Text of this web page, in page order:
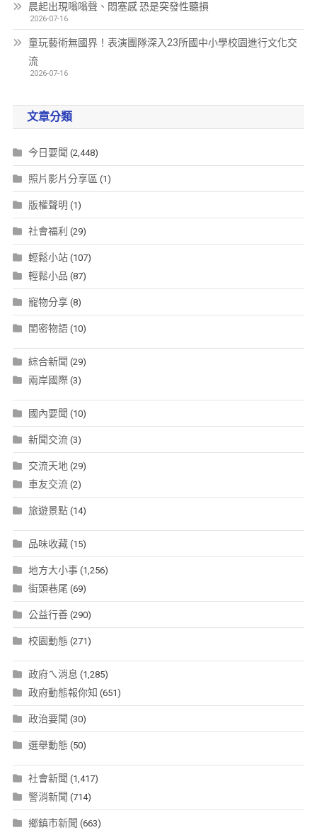
晨起出現嗡嗡聲、悶塞感 恐是突發性聽損
2026-07-16
童玩藝術無國界！表演團隊深入23所國中小學校園進行文化交
流
2026-07-16
文章分類
今日要聞 (2,448)
照片影片分享區 (1)
版權聲明 (1)
社會福利 (29)
輕鬆小站(107)
輕鬆小品 (87)
寵物分享(8)
閨密物語(10)
綜合新聞 (29)
兩岸國際(3)
國內要聞 (10)
新聞交流(3)
交流天地(29)
車友交流(2)
旅遊景點(14)
品味收藏(15)
地方大小事(1,256)
街頭巷尾 (69)
公益行善(290)
校園動態 (271)
政府ㄟ消息 (1,285)
政府動態報你知 (651)
政治要聞 (30)
選舉動態 (50)
社會新聞 (1,417)
警消新聞 (714)
鄉鎮市新聞 (663)